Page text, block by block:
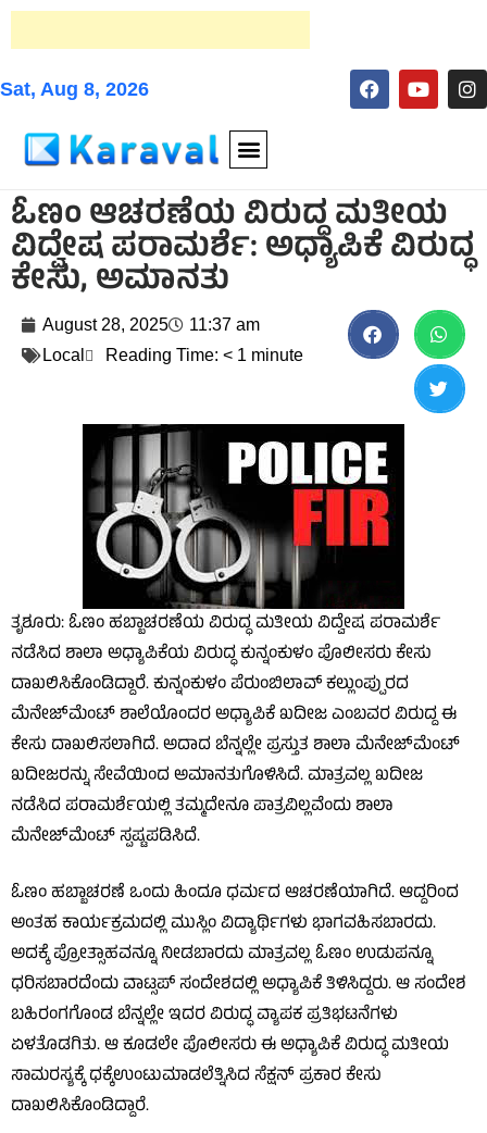
Sat, Aug 8, 2026
ಓಣಂ ಆಚರಣೆಯ ವಿರುದ್ಧ ಮತೀಯ
ವಿದ್ವೇಷ ಪರಾಮರ್ಶೆ: ಅಧ್ಯಾಪಿಕೆ ವಿರುದ್ಧ
ಕೇಸು, ಅಮಾನತು
August 28, 2025
11:37 am
Local
Reading Time: < 1 minute
ತೃಶೂರು: ಓಣಂ ಹಬ್ಬಾಚರಣೆಯ ವಿರುದ್ಧ ಮತೀಯ ವಿದ್ವೇಷ ಪರಾಮರ್ಶೆ
ನಡೆಸಿದ ಶಾಲಾ ಅಧ್ಯಾಪಿಕೆಯ ವಿರುದ್ಧ ಕುನ್ನಂಕುಳಂ ಪೊಲೀಸರು ಕೇಸು
ದಾಖಲಿಸಿಕೊಂಡಿದ್ದಾರೆ. ಕುನ್ನಂಕುಳಂ ಪೆರುಂಬಿಲಾವ್ ಕಲ್ಲುಂಪ್ಪುರದ
ಮೆನೇಜ್‌ಮೆಂಟ್ ಶಾಲೆಯೊಂದರ ಅಧ್ಯಾಪಿಕೆ ಖದೀಜ ಎಂಬವರ ವಿರುದ್ದ ಈ
ಕೇಸು ದಾಖಲಿಸಲಾಗಿದೆ. ಅದಾದ ಬೆನ್ನಲ್ಲೇ ಪ್ರಸ್ತುತ ಶಾಲಾ ಮೆನೇಜ್‌ಮೆಂಟ್
ಖದೀಜರನ್ನು ಸೇವೆಯಿಂದ ಅಮಾನತುಗೊಳಿಸಿದೆ. ಮಾತ್ರವಲ್ಲ ಖದೀಜ
ನಡೆಸಿದ ಪರಾಮರ್ಶೆಯಲ್ಲಿ ತಮ್ಮದೇನೂ ಪಾತ್ರವಿಲ್ಲವೆಂದು ಶಾಲಾ
ಮೆನೇಜ್‌ಮೆಂಟ್ ಸ್ಪಷ್ಟಪಡಿಸಿದೆ.
ಓಣಂ ಹಬ್ಬಾಚರಣೆ ಒಂದು ಹಿಂದೂ ಧರ್ಮದ ಆಚರಣೆಯಾಗಿದೆ. ಆದ್ದರಿಂದ
ಅಂತಹ ಕಾರ್ಯಕ್ರಮದಲ್ಲಿ ಮುಸ್ಲಿಂ ವಿದ್ಯಾರ್ಥಿಗಳು ಭಾಗವಹಿಸಬಾರದು.
ಅದಕ್ಕೆ ಪ್ರೋತ್ಸಾಹವನ್ನೂ ನೀಡಬಾರದು ಮಾತ್ರವಲ್ಲ ಓಣಂ ಉಡುಪನ್ನೂ
ಧರಿಸಬಾರದೆಂದು ವಾಟ್ಸಪ್ ಸಂದೇಶದಲ್ಲಿ ಅಧ್ಯಾಪಿಕೆ ತಿಳಿಸಿದ್ದರು. ಆ ಸಂದೇಶ
ಬಹಿರಂಗಗೊಂಡ ಬೆನ್ನಲ್ಲೇ ಇದರ ವಿರುದ್ಧ ವ್ಯಾಪಕ ಪ್ರತಿಭಟನೆಗಳು
ಏಳತೊಡಗಿತು. ಆ ಕೂಡಲೇ ಪೊಲೀಸರು ಈ ಅಧ್ಯಾಪಿಕೆ ವಿರುದ್ಧ ಮತೀಯ
ಸಾಮರಸ್ಯಕ್ಕೆ ಧಕ್ಕೆಉಂಟುಮಾಡಲೆತ್ನಿಸಿದ ಸೆಕ್ಷನ್ ಪ್ರಕಾರ ಕೇಸು
ದಾಖಲಿಸಿಕೊಂಡಿದ್ದಾರೆ.